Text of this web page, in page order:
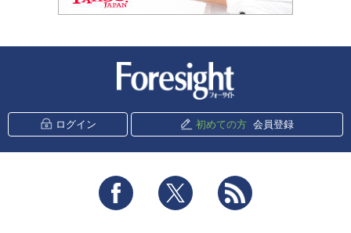
ログイン 初めての方 会員登録
Facebook Twitter